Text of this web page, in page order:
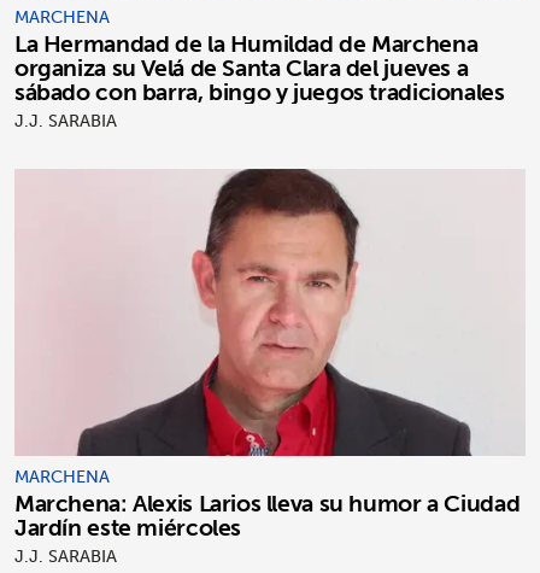
MARCHENA
La Hermandad de la Humildad de Marchena
organiza su Velá de Santa Clara del jueves a
sábado con barra, bingo y juegos tradicionales
J.J. SARABIA
MARCHENA
Marchena: Alexis Larios lleva su humor a Ciudad
Jardín este miércoles
J.J. SARABIA